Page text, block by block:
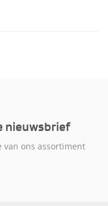
nieuwsbrief
van ons assortiment